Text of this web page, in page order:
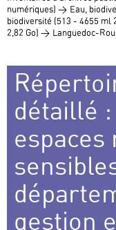
numériques) > Eau,
biodiversité (513 - 4655 ml
2,82 Go) > Languedoc-
détaillé :
gestion